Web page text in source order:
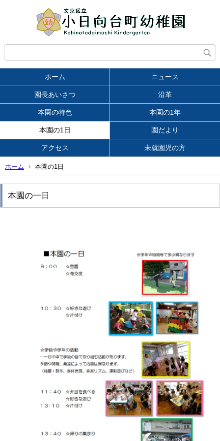
ホーム ニュース
園長あいさつ 沿革
本園の特色 本園の1年
本園の1日 園だより
アクセス 未就園児の方
ホーム 本園の1日
本園の一日